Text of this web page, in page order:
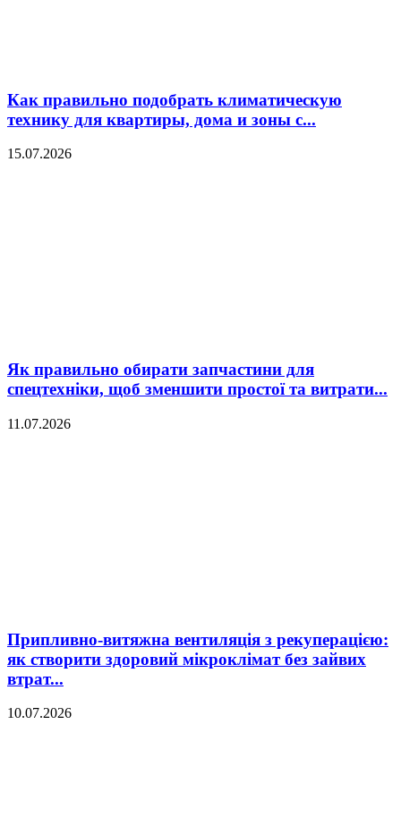
Как правильно подобрать климатическую
технику для квартиры, дома и зоны с...
15.07.2026
Як правильно обирати запчастини для
спецтехніки, щоб зменшити простої та витрати...
11.07.2026
Припливно-витяжна вентиляція з рекуперацією:
як створити здоровий мікроклімат без зайвих
втрат...
10.07.2026